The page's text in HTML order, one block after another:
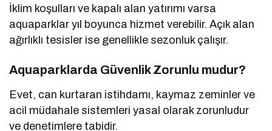
İklim koşulları ve kapalı alan yatırımı varsa
aquaparklar yıl boyunca hizmet verebilir. Açık alan
ağırlıklı tesisler ise genellikle sezonluk çalışır.
Aquaparklarda Güvenlik Zorunlu mudur?
Evet, can kurtaran istihdamı, kaymaz zeminler ve
acil müdahale sistemleri yasal olarak zorunludur
ve denetimlere tabidir.